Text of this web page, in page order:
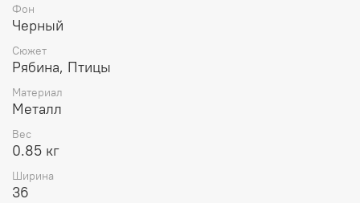
Фон
Черный
Сюжет
Рябина, Птицы
Материал
Металл
Вес
0.85 кг
Ширина
36